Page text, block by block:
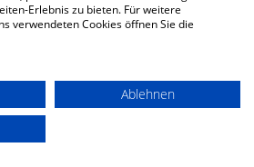
Wartungsplänen und
um sicherzustellen,
elektroinstallationsdienste –
Erlebnis zu bieten. Für weitere
verwendeten Cookies öffnen Sie die
Ablehnen